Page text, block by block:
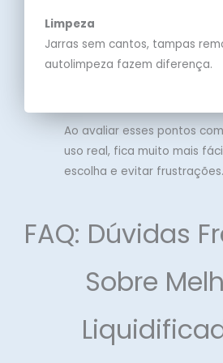
Limpeza
Jarras sem cantos, tampas
autolimpeza fazem diferença.
Ao avaliar esses pontos
uso real, fica muito mais
escolha e evitar frustrações.
FAQ: Dúvidas
Sobre